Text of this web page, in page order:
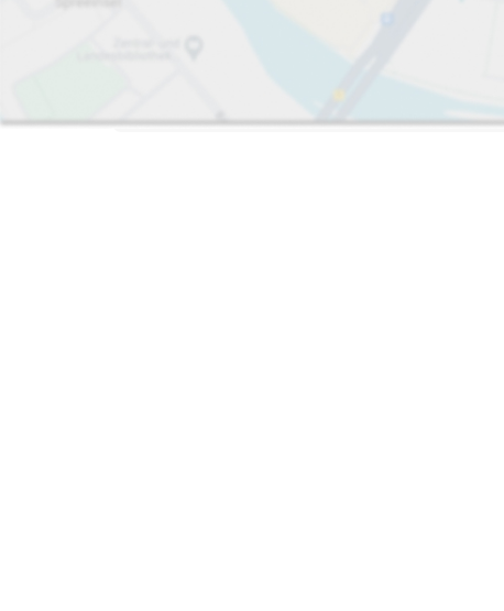
5,00 zł
Ceny i płatności